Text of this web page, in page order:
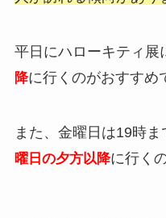
平日にハローキティ展
降に行くのがおすすめ
また、金曜日は19時ま
曜日の夕方以降に行く